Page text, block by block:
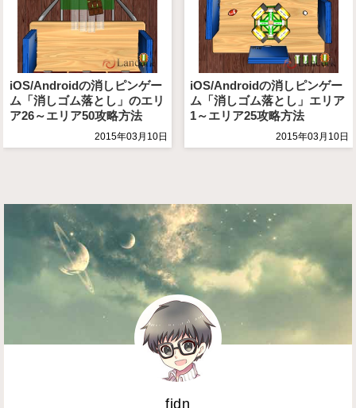
iOS/Androidの消しピンゲー
ム「消しゴム落とし」のエリ
ア26～エリア50攻略方法
2015年03月10日
iOS/Androidの消しピンゲー
ム「消しゴム落とし」エリア
1～エリア25攻略方法
2015年03月10日
fidn